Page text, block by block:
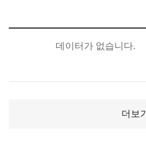
데이터가 없습니다.
더보기